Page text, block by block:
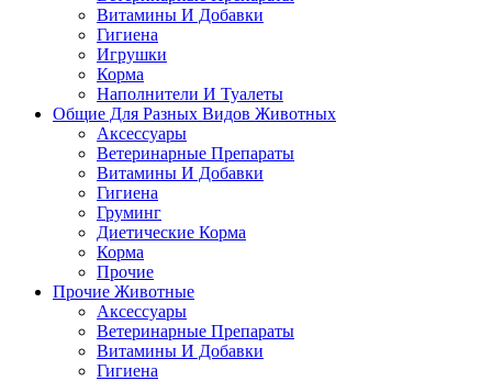
Витамины И Добавки
Гигиена
Игрушки
Корма
Наполнители И Туалеты
Общие Для Разных Видов Животных
Аксессуары
Ветеринарные Препараты
Витамины И Добавки
Гигиена
Груминг
Диетические Корма
Корма
Прочие
Прочие Животные
Аксессуары
Ветеринарные Препараты
Витамины И Добавки
Гигиена